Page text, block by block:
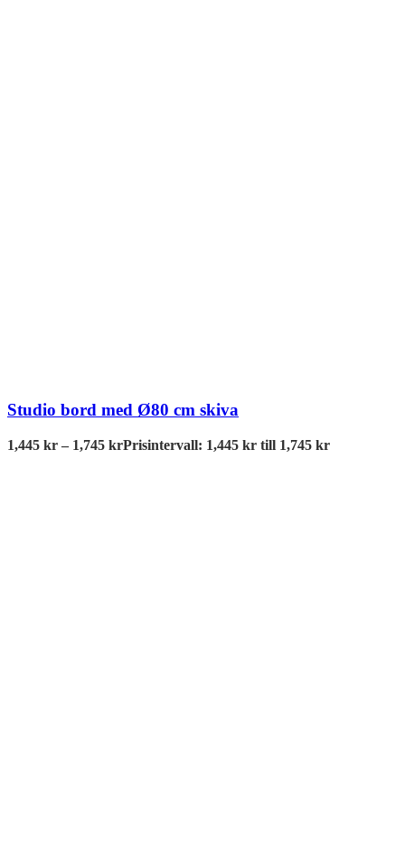
Studio bord med Ø80 cm skiva
1,445 kr – 1,745 krPrisintervall: 1,445 kr till 1,745 kr